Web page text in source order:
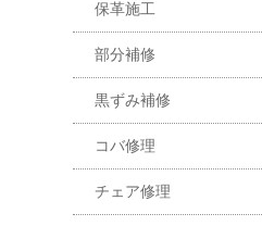
保革施工
部分補修
黒ずみ補修
コバ修理
チェア修理